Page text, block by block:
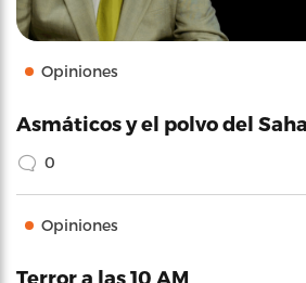
Opiniones
Asmáticos y el polvo del
0
Opiniones
Terror a las 10 AM